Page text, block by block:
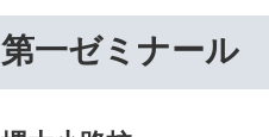
第一ゼミナール